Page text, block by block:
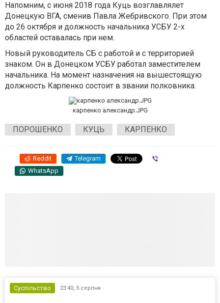
Напомним, с июня 2018 года Куць возглавлялет
Донецкую ВГА, сменив Павла Жебривского. При этом
до 26 октября и должность начальника УСБУ 2-х
областей оставалась при нем.
Новый руководитель СБ с работой и с территорией
знаком. Он в Донецком УСБУ работал заместителем
начальника. На момент назначения на вышестоящую
должность Карпенко состоит в звании полковника.
карпенко александр.JPG
ПОРОШЕНКО КУЦЬ КАРПЕНКО
Reddit Telegram
WhatsApp
Суспільство 23:40, 5 серпня